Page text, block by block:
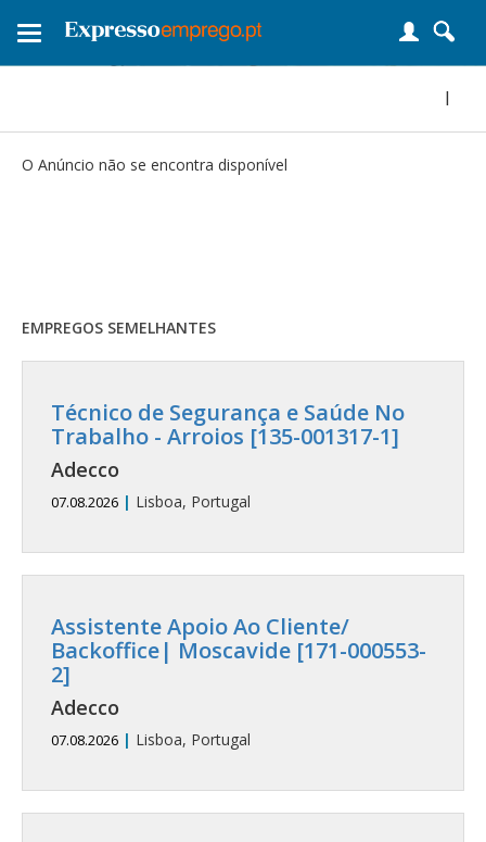
Toggle
|
O Anúncio não se encontra disponível
EMPREGOS SEMELHANTES
Técnico de Segurança e Saúde No
Trabalho - Arroios [135-001317-1]
Adecco
07.08.2026 | Lisboa, Portugal
Assistente Apoio Ao Cliente/
Backoffice| Moscavide [171-000553-
2]
Adecco
07.08.2026 | Lisboa, Portugal